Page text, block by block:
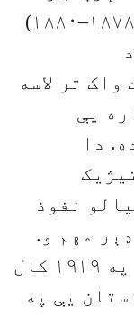
دویمه انګلو–افغان جګړه (۱۸۷۸–۱۸۸۰)
تر لاسه
یې
دا
نفوذ
مهم و.
درېیمه انګلو–افغان جګړه په ۱۹۱۹ کال
یې په